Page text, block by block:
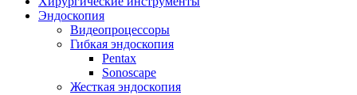
Эндоскопия
Видеопроцессоры
Гибкая эндоскопия
Pentax
Sonoscape
Жесткая эндоскопия